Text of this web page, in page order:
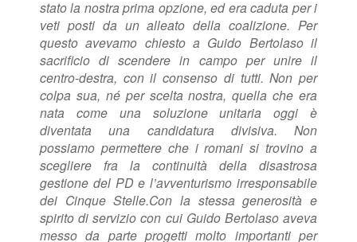
stato la nostra prima opzione, ed era caduta per i
veti posti da un alleato della coalizione. Per
questo avevamo chiesto a Guido Bertolaso il
sacrificio di scendere in campo per unire il
centro-destra, con il consenso di tutti. Non per
colpa sua, né per scelta nostra, quella che era
nata come una soluzione unitaria oggi è
diventata una candidatura divisiva. Non
possiamo permettere che i romani si trovino a
scegliere fra la continuità della disastrosa
gestione del PD e l’avventurismo irresponsabile
dei Cinque Stelle.Con la stessa generosità e
spirito di servizio con cui Guido Bertolaso aveva
messo da parte progetti molto importanti per